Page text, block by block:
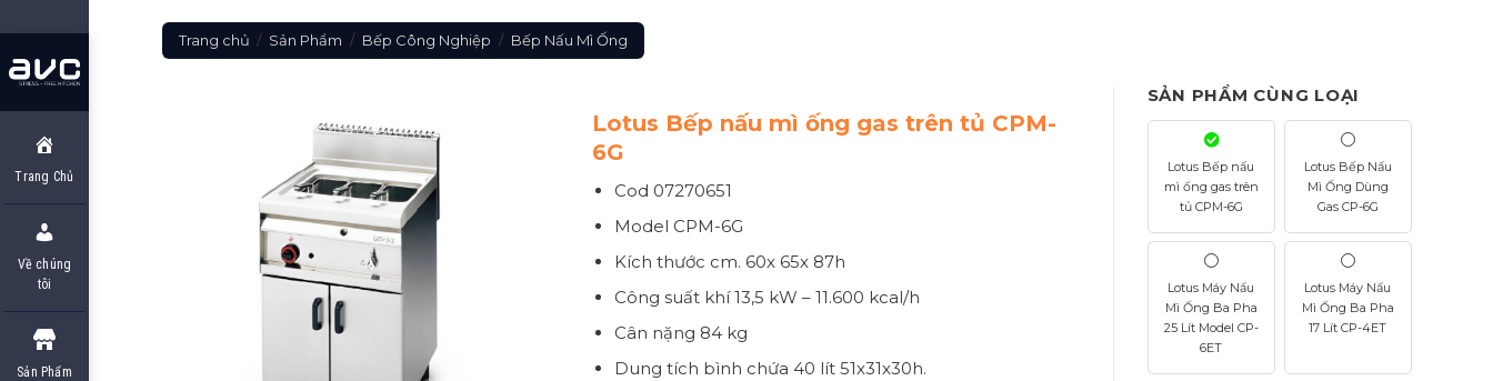
to
content
Trang Chủ
Về chúng
tôi
Sản Phẩm
Trang chủ / Sản Phẩm / Bếp Công Nghiệp / Bếp Nấu Mì Ống
Lotus Bếp nấu mì ống gas trên tủ CPM-
6G
Cod 07270651
Model CPM-6G
Kích thước cm. 60x 65x 87h
Công suất khí13,5 kW – 11.600 kcal/h
Cân nặng 84 kg
Dung tích bình chứa 40 lít 51x31x30h.
SẢN PHẨM CÙNG LOẠI
Lotus Bếp nấu
mì ống gas trên
tủ CPM-6G
Lotus Bếp Nấu
Mì Ống Dùng
Gas CP-6G
Lotus Máy Nấu
Mì Ống Ba Pha
25 Lít Model CP-
6ET
Lotus Máy Nấu
Mì Ống Ba Pha
17 Lít CP-4ET